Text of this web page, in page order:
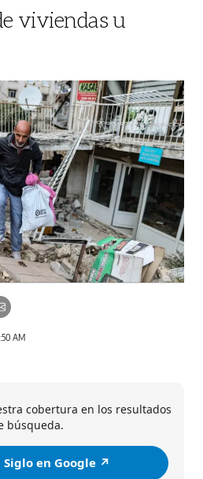
viviendas u
AM
cobertura en los resultados
búsqueda.
Siglo en Google ↗️